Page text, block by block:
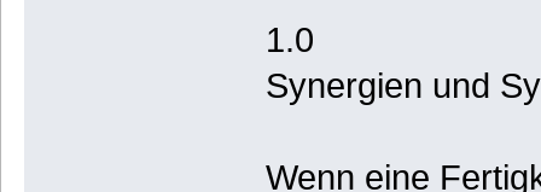
1.0
Synergien und
Wenn eine